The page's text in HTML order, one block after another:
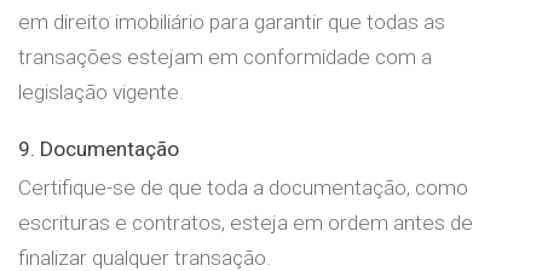
em direito imobiliário para garantir que todas as
transações estejam em conformidade com a
legislação vigente.
9. Documentação
Certifique-se de que toda a documentação, como
escrituras e contratos, esteja em ordem antes de
finalizar qualquer transação.